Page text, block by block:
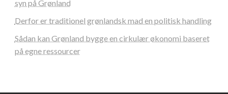
syn på Grønland
Derfor er traditionel grønlandsk mad en politisk handling
Sådan kan Grønland bygge en cirkulær økonomi baseret
på egne ressourcer